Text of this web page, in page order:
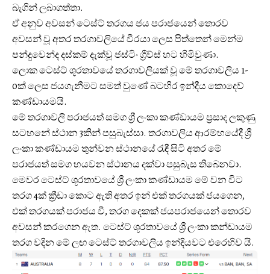
බැගින් ලබාගත්තා.
ඒ අනුව අවසන් ටෙස්ට් තරගය ජය පරාජයෙන් තොරව
අවසන් වූ අතර තරගාවලියේ වීරයා ලෙස පිත්තෙන් මෙන්ම
පන්දුවෙන්ද දස්කම් දැක්වූ ජස්ටිං ග්‍රීව්ස් හට හිමිවුණා.
ලොක ටෙස්ට් ශූරතාවයේ තරගාවලියක් වූ මේ තරගාවලිය 1-
0ක් ලෙස ජයගැනීමට සමත් වුණේ බටහිර ඉන්දීය කොදෙව්
කණ්ඩායමයි.
මේ තරගාවලි පරාජයත් සමග ශ්‍රී ලංකා කණ්ඩායම ප්‍රසාද ලකුණු
සටහනේ ස්ථාන 3කින් පසුබැස්සා. තරගාවලිය ආරම්භයේදී ශ්‍රී
ලංකා කණ්ඩායම තුන්වන ස්ථානයේ රැඳී සිටි අතර මේ
පරාජයත් සමග හයවන ස්ථානය දක්වා පසුබැස තිබෙනවා.
මෙවර ටෙස්ට් ශූරතාවයේ ශ්‍රී ලංකා කණ්ඩායම මේ වන විට
තරග 4ක් ක්‍රීඩා කොට ඇති අතර ඉන් එක් තරගයක් ජයගෙන,
එක් තරගයක් පරාජය වී, තරග දෙකක් ජයපරාජයෙන් තොරව
අවසන් කරගෙන ඇත. ටෙස්ට් ශූරතාවයේ ශ්‍රී ලංකා කන්ඩායම
තරග වදින මේ ලඟ ටෙස්ට් තරගාවලිය ඉන්දියවට එරෙහිව යි.